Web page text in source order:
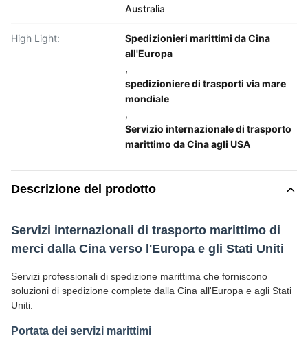
Australia
High Light:
Spedizionieri marittimi da Cina
all'Europa
,
spedizioniere di trasporti via mare
mondiale
,
Servizio internazionale di trasporto
marittimo da Cina agli USA
Descrizione del prodotto
Servizi internazionali di trasporto marittimo di
merci dalla Cina verso l'Europa e gli Stati Uniti
Servizi professionali di spedizione marittima che forniscono
soluzioni di spedizione complete dalla Cina all'Europa e agli Stati
Uniti.
Portata dei servizi marittimi